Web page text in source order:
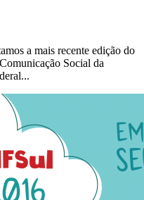
a mais recente edição do
Social da